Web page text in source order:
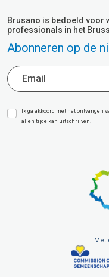
Brusano is bedoeld voor
professionals in het
Abonneren op de
Ik ga akkoord met het ontvangen
allen tijde kan uitschrijven.
Met